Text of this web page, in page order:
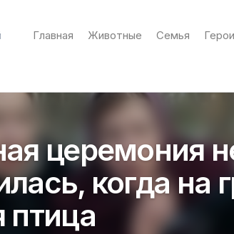
Главная Животные Семья Герои
церемония
когда на
птица